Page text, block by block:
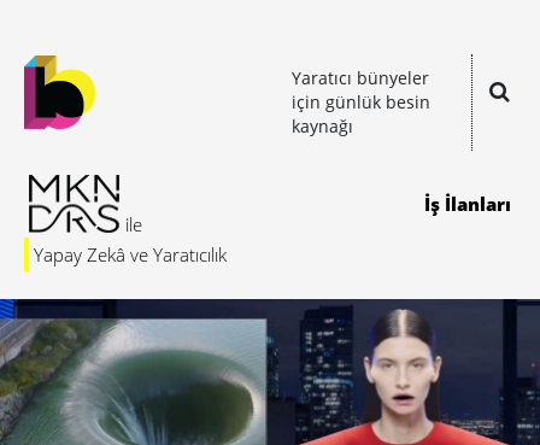
Yaratıcı bünyeler
için günlük besin
kaynağı
Yapay Zekâ ve Yaratıcılık
İş İlanları